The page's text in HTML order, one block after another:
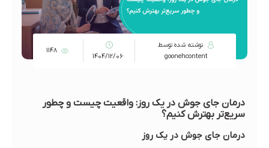
نوشته شده توسط
goonehcontent
1404/12/06
1148
درمان جای جوش در یک روز: واقعیت چیست و چطور
سریع‌تر بهترش کنیم؟
درمان جای جوش در یک روز